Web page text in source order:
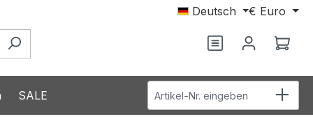
Deutsch € Euro
Du hast 0
SALE Artikel-Nr. eingeben